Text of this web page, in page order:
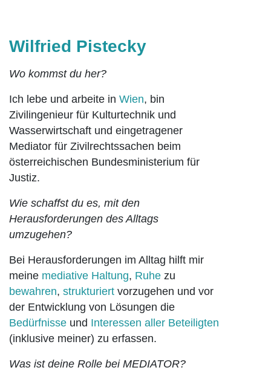
Wilfried Pistecky
Wo kommst du her?
Ich lebe und arbeite in Wien, bin
Zivilingenieur für Kulturtechnik und
Wasserwirtschaft und eingetragener
Mediator für Zivilrechtssachen beim
österreichischen Bundesministerium für
Justiz.
Wie schaffst du es, mit den
Herausforderungen des Alltags
umzugehen?
Bei Herausforderungen im Alltag hilft mir
meine mediative Haltung, Ruhe zu
bewahren, strukturiert vorzugehen und vor
der Entwicklung von Lösungen die
Bedürfnisse und Interessen aller Beteiligten
(inklusive meiner) zu erfassen.
Was ist deine Rolle bei MEDIATOR?